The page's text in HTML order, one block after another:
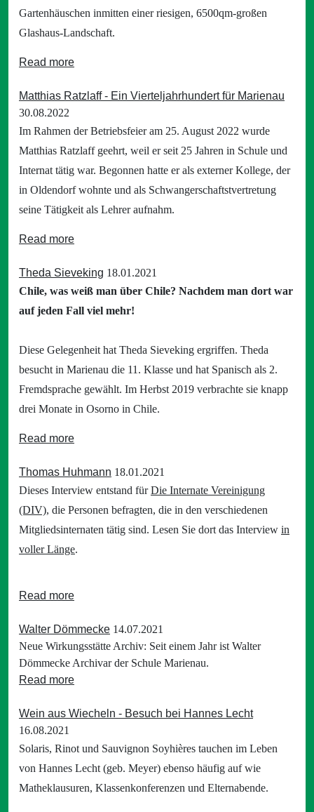
Gartenhäuschen inmitten einer riesigen, 6500qm-großen
Glashaus-Landschaft.
Read more
Matthias Ratzlaff - Ein Vierteljahrhundert für Marienau
30.08.2022
Im Rahmen der Betriebsfeier am 25. August 2022 wurde
Matthias Ratzlaff geehrt, weil er seit 25 Jahren in Schule und
Internat tätig war. Begonnen hatte er als externer Kollege, der
in Oldendorf wohnte und als Schwangerschaftstvertretung
seine Tätigkeit als Lehrer aufnahm.
Read more
Theda Sieveking 18.01.2021
Chile, was weiß man über Chile? Nachdem man dort war
auf jeden Fall viel mehr!
Diese Gelegenheit hat Theda Sieveking ergriffen. Theda
besucht in Marienau die 11. Klasse und hat Spanisch als 2.
Fremdsprache gewählt. Im Herbst 2019 verbrachte sie knapp
drei Monate in Osorno in Chile.
Read more
Thomas Huhmann 18.01.2021
Dieses Interview entstand fürDie Internate Vereinigung
(DIV), die Personen befragten, die in den verschiedenen
Mitgliedsinternaten tätig sind. Lesen Sie dort das Interview in
voller Länge.
Read more
Walter Dömmecke 14.07.2021
Neue Wirkungsstätte Archiv: Seit einem Jahr ist Walter
Dömmecke Archivar der Schule Marienau.
Read more
Wein aus Wiecheln - Besuch bei Hannes Lecht
16.08.2021
Solaris, Rinot und Sauvignon Soyhières tauchen im Leben
von Hannes Lecht (geb. Meyer) ebenso häufig auf wie
Matheklausuren, Klassenkonferenzen und Elternabende.